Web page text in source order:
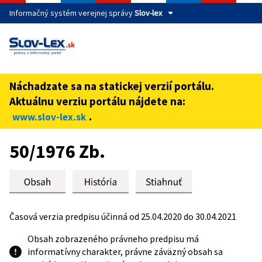
Informačný systém verejnej správySlov-lex
Táto stránka je zabezpečená
cez zabezpečenú webovú stránku verejnej správy SR.
Zabezpečená stránka vždy začína https:// pred názvom
domény webového sídla.
Náchadzate sa na statickej verzií portálu.
Aktuálnu verziu portálu nájdete na:
www.slov-lex.sk .
Preskoč na obsah
50/1976 Zb.
Časová verzia predpisu účinná od 25.04.2020 do 30.04.2021
Obsah zobrazeného právneho predpisu má
informatívny charakter, právne záväzný obsah sa